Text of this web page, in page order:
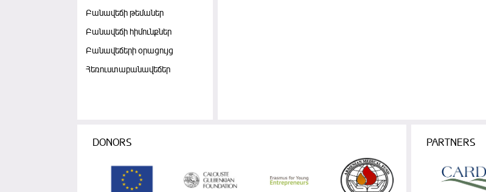
Բանավեճի թեմաներ
Բանավեճի հիմունքներ
Բանավեճերի օրացույց
Հեռուստաբանավեճեր
DONORS PARTNERS